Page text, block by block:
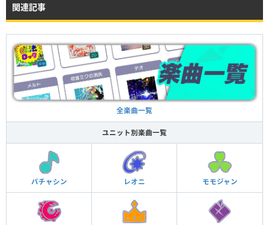
関連記事
全楽曲一覧
ユニット別楽曲一覧
バチャシン レオニ モモジャン